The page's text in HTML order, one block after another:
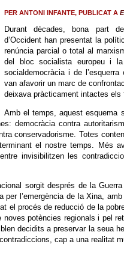
PER ANTONI INFANTE, PUBLICAT A
Durant dècades, bona part
d’Occident han presentat la
renúncia parcial o total al
del bloc socialista europeu i
socialdemocràcia i de
van afavorir un marc de
deixava pràcticament intactes
Amb el temps, aquest esquema
democràcia contra
conservadorisme. Totes
el nostre temps. Més
invisibilitzen les
sorgit després de la
per l’emergència de la Xina,
el procés de reducció de la
noves potències regionals i pel
decidits a preservar la seua
cap a una realitat